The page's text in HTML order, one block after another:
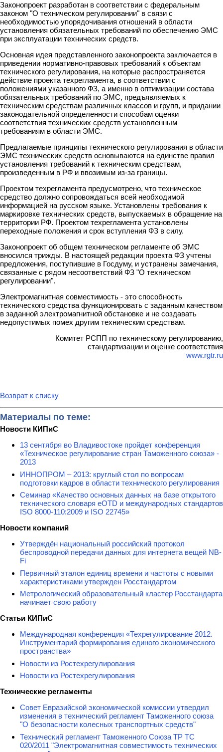
Законопроект разработан в соответствии с федеральным
законом "О техническом регулировании" в связи с
необходимостью упорядочивания отношений в области
установления обязательных требований по обеспечению ЭМС
при эксплуатации технических средств.
Основная идея представленного законопроекта заключается в
приведении нормативно-правовых требований к объектам
технического регулирования, на которые распространяется
действие проекта техрегламента, в соответствии с
положениями указанного ФЗ, а именно в оптимизации состава
обязательных требований по ЭМС, предъявляемых к
техническим средствам различных классов и групп, и придании
законодательной определенности способам оценки
соответствия технических средств установленным
требованиям в области ЭМС.
Предлагаемые принципы технического регулирования в области
ЭМС технических средств основываются на единстве правил
установления требований к техническим средствам,
произведенным в РФ и ввозимым из-за границы.
Проектом техрегламента предусмотрено, что техническое
средство должно сопровождаться всей необходимой
информацией на русском языке. Установлены требования к
маркировке технических средств, выпускаемых в обращение на
территории РФ. Проектом техрегламента установлены
переходные положения и срок вступления ФЗ в силу.
Законопроект об общем техническом регламенте об ЭМС
вносился трижды. В настоящей редакции проекта ФЗ учтены
предложения, поступившие в Госдуму, и устранены замечания,
связанные с рядом несоответствий ФЗ "О техническом
регулировании".
Электромагнитная совместимость - это способность
технического средства функционировать с заданным качеством
в заданной электромагнитной обстановке и не создавать
недопустимых помех другим техническим средствам.
Комитет РСПП по техническому регулированию,
стандартизации и оценке соответствия
www.rgtr.ru
Возврат к списку
Материалы по теме:
Новости КИПиС
13 сентября во Владивостоке пройдет конференция
«Техническое регулирование стран Таможенного союза» -
2013
ИННОПРОМ – 2013: круглый стол по вопросам
подготовки кадров в области технического регулирования
Семинар «Качество основных данных на базе открытого
технического словаря eOTD и международных стандартов
ISO 8000-110:2009 и ISO 22745»
Новости компаний
Утверждён национальный российский протокол
беспроводной передачи данных для интернета вещей NB-
Fi
Первичный эталон единиц времени и частоты с новыми
характеристиками утвержден Росстандартом
Метрологический образовательный кластер Росстандарта
начинает свою работу
Статьи КИПиС
Международная конференция «Техрегулирование 2012.
Инструментарий формирования единого экономического
пространства»
Новости из Ростехрегулирования
Новости из Ростехрегулирования
Технические регламенты
Совет Евразийской экономической комиссии утвердил
изменения в технический регламент Таможенного союза
"О безопасности колесных транспортных средств"
Технический регламент Таможенного Союза ТР ТС
020/2011 "Электромагнитная совместимость технических